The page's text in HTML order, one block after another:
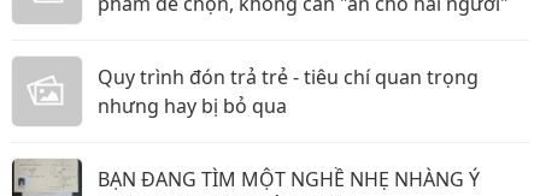
Quy trình đón trả trẻ - tiêu chí quan trọng
nhưng hay bị bỏ qua
BẠN ĐANG TÌM MỘT NGHỀ NHẸ NHÀNG Ý